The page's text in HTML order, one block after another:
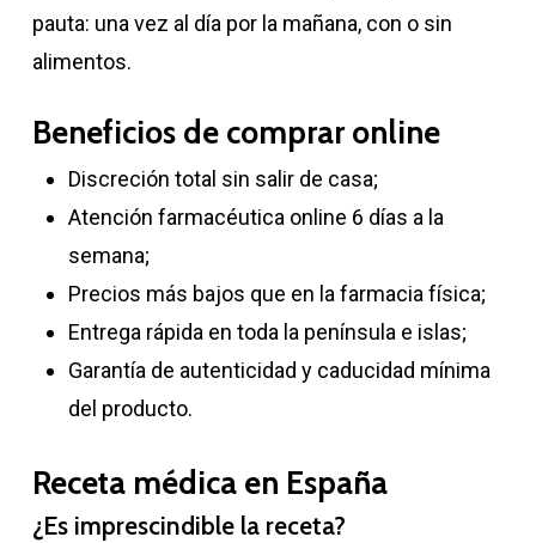
pauta: una vez al día por la mañana, con o sin
alimentos.
Beneficios de comprar online
Discreción total sin salir de casa;
Atención farmacéutica online 6 días a la
semana;
Precios más bajos que en la farmacia física;
Entrega rápida en toda la península e islas;
Garantía de autenticidad y caducidad mínima
del producto.
Receta médica en España
¿Es imprescindible la receta?